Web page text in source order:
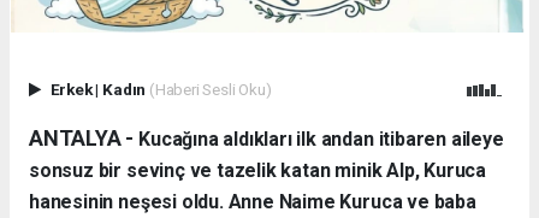
Erkek| Kadın (Haberi Sesli Oku)
ANTALYA - ​ Kucağına aldıkları ilk andan itibaren aileye
sonsuz bir sevinç ve tazelik katan minik Alp, Kuruca
hanesinin neşesi oldu. Anne Naime Kuruca ve baba